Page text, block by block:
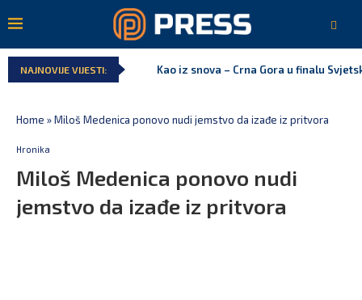
NAJNOVIJE VIJESTI: Kao iz snova – Crna Gora u finalu
Home »Miloš Medenica ponovo nudi jemstvo da izađe iz pritvora
Hronika
Miloš Medenica ponovo nudi
jemstvo da izađe iz pritvora